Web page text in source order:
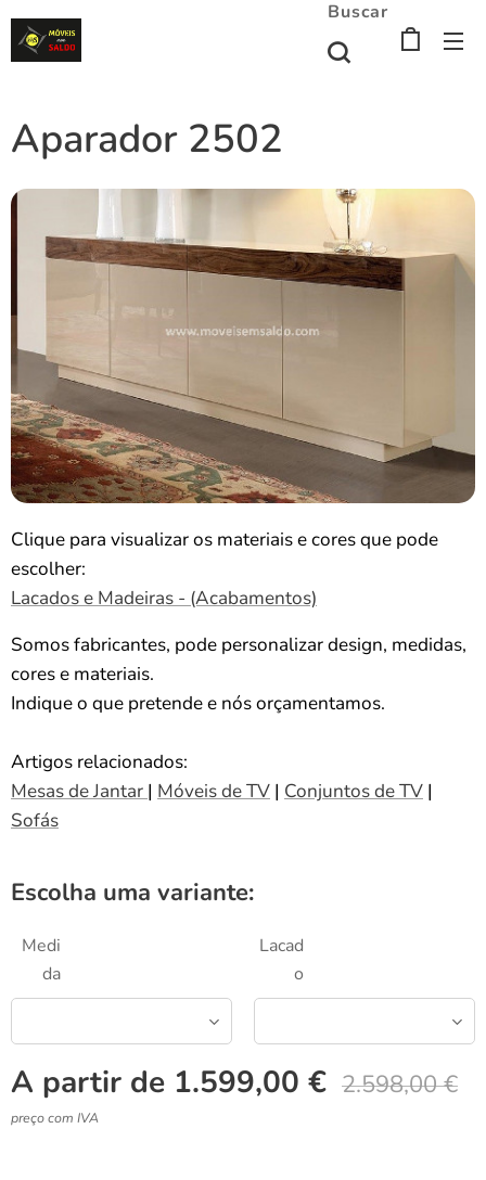
Buscar
Aparador 2502
Clique para visualizar os materiais e cores que pode
escolher:
Lacados e Madeiras - (Acabamentos)
Somos fabricantes, pode personalizar design, medidas,
cores e materiais.
Indique o que pretende e nós orçamentamos.
Artigos relacionados:
Mesas de Jantar | Móveis de TV | Conjuntos de TV |
Sofás
Escolha uma variante:
Medi
da
Lacad
o
A partir de 1.599,00 € 2.598,00€
preço com IVA